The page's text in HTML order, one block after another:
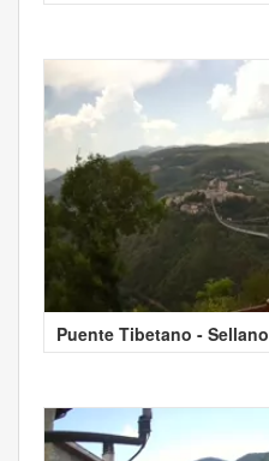
Puente Tibetano - Sellano